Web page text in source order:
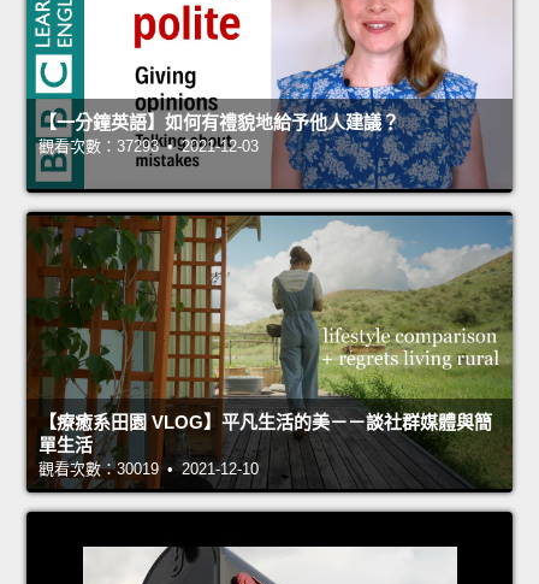
【一分鐘英語】如何有禮貌地給予他人建議？
觀看次數：37293 • 2021-12-03
【療癒系田園 VLOG】平凡生活的美－－談社群媒體與簡
單生活
觀看次數：30019 • 2021-12-10